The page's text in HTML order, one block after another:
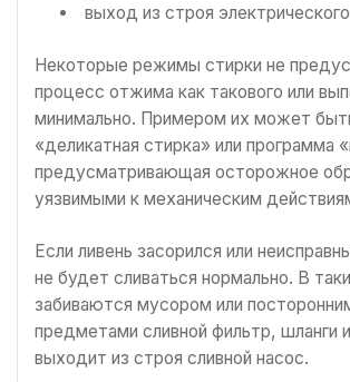
выход из строя
Некоторые режимы стирки не
процесс отжима как такового или
минимально. Примером их может
«деликатная стирка» или программа
предусматривающая осторожное
уязвимыми к механическим
Если ливень засорился или
не будет сливаться нормально. В
забиваются мусором или
предметами сливной фильтр, шланги
выходит из строя сливной насос.